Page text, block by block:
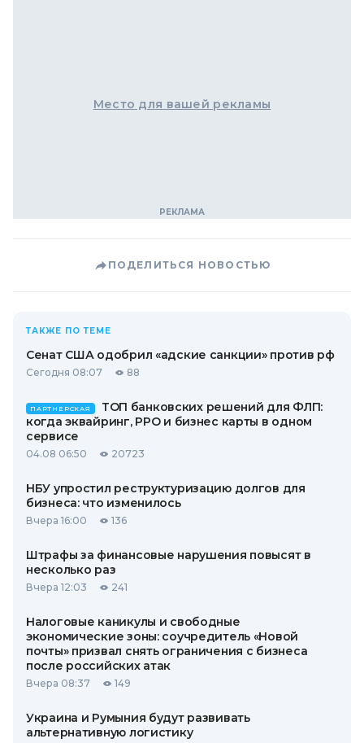
Место для вашей рекламы
ПОДЕЛИТЬСЯ НОВОСТЬЮ
ТАКЖЕ ПО ТЕМЕ
Сенат США одобрил «адские санкции» против рф
Сегодня 08:07 88
ПАРТНЕРСКАЯ
ТОП банковских решений для ФЛП:
когда эквайринг, РРО и бизнес карты в одном
сервисе
04.08 06:50 20723
НБУ упростил реструктуризацию долгов для
бизнеса: что изменилось
Вчера 16:00 136
Штрафы за финансовые нарушения повысят в
несколько раз
Вчера 12:03 241
Налоговые каникулы и свободные
экономические зоны: соучредитель «Новой
почты» призвал снять ограничения с бизнеса
после российских атак
Вчера 08:37 149
Украина и Румыния будут развивать
альтернативную логистику